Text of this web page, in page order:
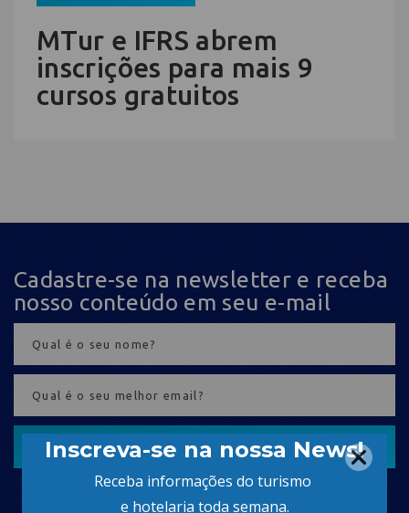
MTur e IFRS abrem
inscrições para mais 9
cursos gratuitos
Cadastre-se na newsletter e receba
nosso conteúdo em seu e-mail
CADASTRAR